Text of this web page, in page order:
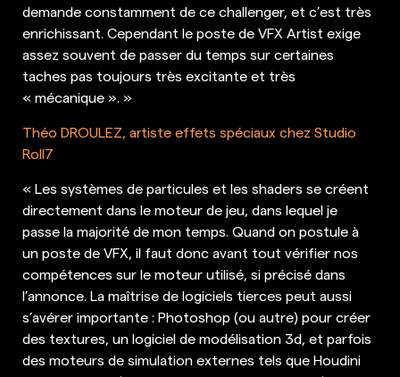
demande constamment de ce challenger, et c’est très
enrichissant. Cependant le poste de VFX Artist exige
assez souvent de passer du temps sur certaines
taches pas toujours très excitante et très
« mécanique ». »
Théo DROULEZ, artiste effets spéciaux chez Studio
Roll7
« Les systèmes de particules et les shaders se créent
directement dans le moteur de jeu, dans lequel je
passe la majorité de mon temps. Quand on postule à
un poste de VFX, il faut donc avant tout vérifier nos
compétences sur le moteur utilisé, si précisé dans
l’annonce. La maîtrise de logiciels tierces peut aussi
s’avérer importante : Photoshop (ou autre) pour créer
des textures, un logiciel de modélisation 3d, et parfois
des moteurs de simulation externes tels que Houdini